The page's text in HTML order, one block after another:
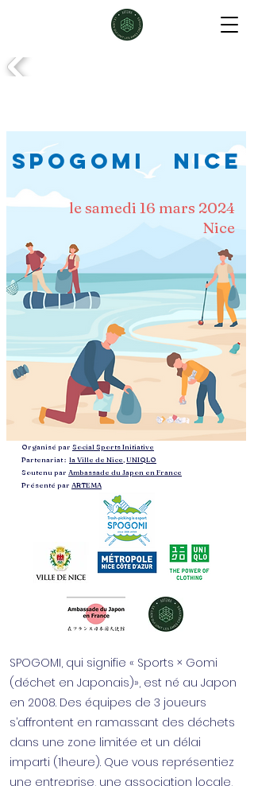
SPOGOMI Nice
le samedi 16 mars 2024
Nice
Organisé par Social Sports Initiative
Partenariat : la Ville de Nice UNIQLO
Soutenu par Ambassade du Japon en France
​Présenté par ARTEMA
SPOGOMI, qui signifie « Sports × Gomi
(déchet en Japonais)», est né au Japon
en 2008. Des équipes de 3 joueurs
s’affrontent en ramassant des déchets
dans une zone limitée et un délai
imparti (1heure). Que vous représentiez
une entreprise, une association locale,